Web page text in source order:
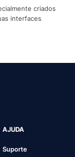
criados
interfaces
AJUDA
Suporte